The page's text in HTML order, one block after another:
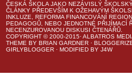
ČESKÁ ŠKOLA JAKO NEZÁVISLÝ
ČLÁNKY PŘEDEVŠÍM K OŽEHAVÝM
INKLUZE, REFORMA FINANCOVÁNÍ
PEDAGOGŮ, NEBO JEDNOTNÉ PŘIJÍMACÍ
NECENZUROVANOU DISKUSI ČTENÁŘŮ.
COPYRIGHT © 2000-2015· ALBATROS
THEME BY BRIAN GARDNER ·
GIRLYBLOGGER · MODIFIED BY J4W